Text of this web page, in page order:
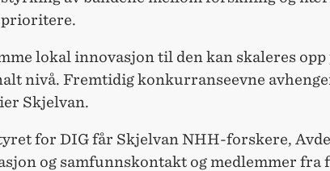
prioritere.
lokal innovasjon til den kan skaleres opp
nivå. Fremtidig konkurranseevne
Skjelvan.
for DIG får Skjelvan NHH-forskere,
og samfunnskontakt og medlemmer fra